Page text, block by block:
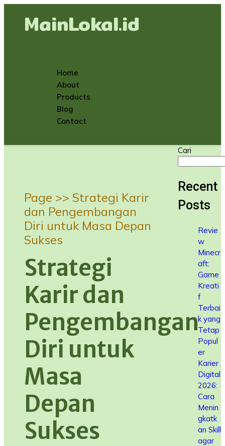
MainLokal.id
Home
About
Products
Blog
Contact
Page >> Strategi Karir
dan Pengembangan
Diri untuk Masa Depan
Sukses
Strategi
Karir dan
Pengembangan
Diri untuk
Masa
Depan
Sukses
Cari
Recent
Posts
Revie
w
Minecr
aft:
Game
Kreati
f
Terbai
k yang
Tetap
Popul
er
Karier
Digital
2026:
Cara
Menin
gkatk
an Skill
agar